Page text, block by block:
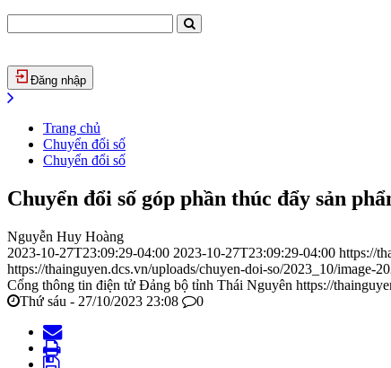
Đăng nhập
Trang chủ
Chuyển đổi số
Chuyển đổi số
Chuyển đổi số góp phần thúc đẩy sản
Nguyễn Huy Hoàng
2023-10-27T23:09:29-04:00 2023-10-27T23:09:29-04:00 https://
https://thainguyen.dcs.vn/uploads/chuyen-doi-so/2023_10/image-
Cổng thông tin điện tử Đảng bộ tỉnh Thái Nguyên https://
Thứ sáu - 27/10/2023 23:08
0